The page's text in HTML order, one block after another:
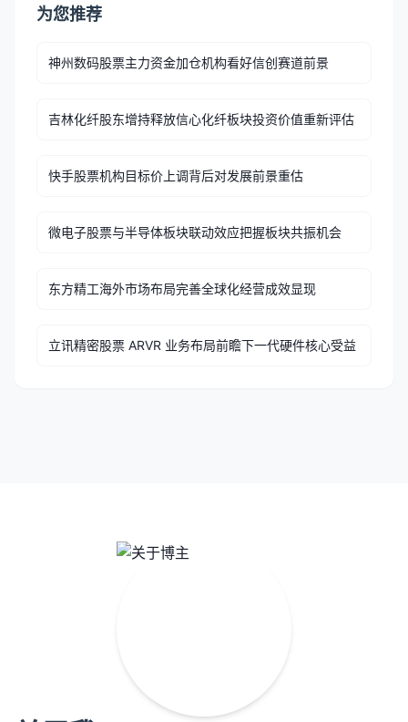
为您推荐
神州数码股票主力资金加仓机构看好信创赛道前景
吉林化纤股东增持释放信心化纤板块投资价值重新评估
快手股票机构目标价上调背后对发展前景重估
微电子股票与半导体板块联动效应把握板块共振机会
东方精工海外市场布局完善全球化经营成效显现
立讯精密股票 ARVR 业务布局前瞻下一代硬件核心受益